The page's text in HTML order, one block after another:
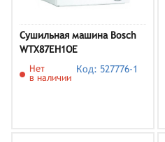
Сушильная машина Bosch
WTX87EH1OE
Нет
в наличии
Код: 527776-1